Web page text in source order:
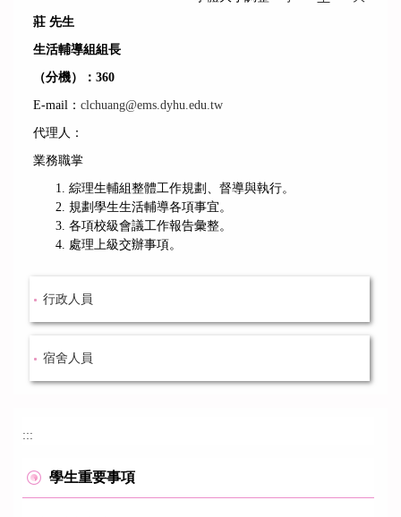
莊 先生
生活輔導組組長
（分機）： 360
E-mail： clchuang@ems.dyhu.edu.tw
代理人：
業務職掌
綜理生輔組整體工作規劃、督導與執行。
規劃學生生活輔導各項事宜。
各項校級會議工作報告彙整。
處理上級交辦事項。
行政人員
宿舍人員
:::
學生重要事項